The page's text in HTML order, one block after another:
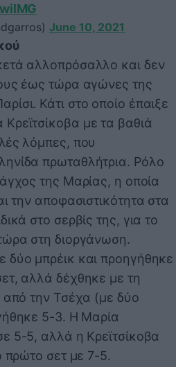
June 10, 2021
αλλοπρόσαλλο και δεν
έως τώρα αγώνες της
Κάτι στο οποίο έπαιξε
με τα βαθιά
λόμπες, που
πρωταθλήτρια. Ρόλο
της Μαρίας, η οποία
την αποφασιστικότητα στα
στο σερβίς της, για το
στη διοργάνωση.
δύο μπρέικ και προηγήθηκε
αλλά δέχθηκε με τη
από την Τσέχα (με δύο
5-3. Η Μαρία
5-5, αλλά η Κρεϊτσίκοβα
πρώτο σετ με 7-5.